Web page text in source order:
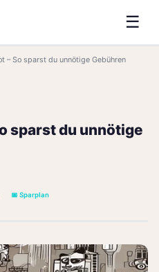
☰
– So sparst du unnötige Gebühren
sparst du unnötige
📅 Sparplan